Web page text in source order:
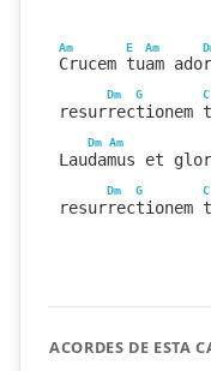
Am E Am
Crucem tuam
Dm G C
resurrectionem
Dm Am
Laudamus et
Dm G C
resurrectionem
ACORDES DE ESTA